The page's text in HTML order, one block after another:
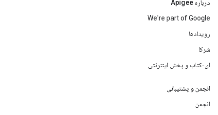
درباره Apigee
We're part of Google
رویدادها
شرکا
ای-کتاب و پخش اینترنتی
انجمن و پشتیبانی
انجمن